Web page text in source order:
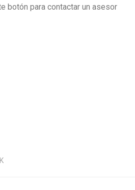
botón para contactar un asesor